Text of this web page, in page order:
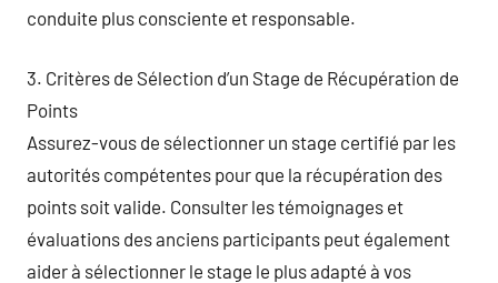
conduite plus consciente et responsable.
3. Critères de Sélection d’un Stage de Récupération de
Points
Assurez-vous de sélectionner un stage certifié par les
autorités compétentes pour que la récupération des
points soit valide. Consulter les témoignages et
évaluations des anciens participants peut également
aider à sélectionner le stage le plus adapté à vos